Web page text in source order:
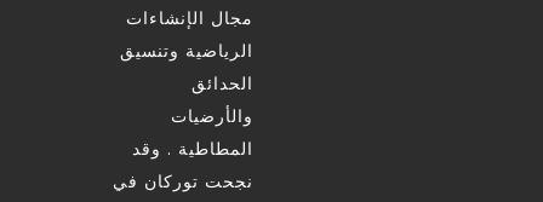
مجال الإنشاءات
الرياضية وتنسيق
الحدائق
والأرضيات
المطاطية . وقد
نجحت توركان في